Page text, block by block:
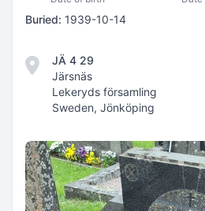
Buried: 1939-10-14
JÄ 4 29
Järsnäs
Lekeryds församling
Sweden, Jönköping